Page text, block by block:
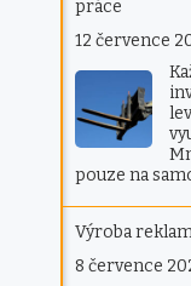
práce
12 července
pouze na
Výroba
8 července